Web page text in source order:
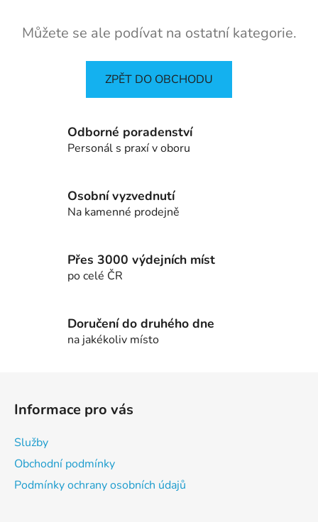
Můžete se ale podívat na ostatní kategorie.
ZPĚT DO OBCHODU
Odborné poradenství
Personál s praxí v oboru
Osobní vyzvednutí
Na kamenné prodejně
Přes 3000 výdejních míst
po celé ČR
Doručení do druhého dne
na jakékoliv místo
Informace pro vás
Služby
Obchodní podmínky
Podmínky ochrany osobních údajů